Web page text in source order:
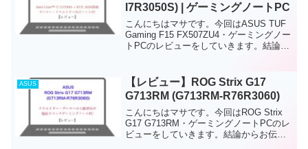
I7R3050S) | ゲーミングノートPC
こんにちはマサです。今回はASUS TUF
Gaming F15 FX507ZU4・ゲーミングノー
トPCのレビューをしていきます。結論か
けのゲーミングノートPCです。...
ASUS
【レビュー】ROG Strix G17
G713RM (G713RM-R76R3060)
こんにちはマサです。今回はROG Strix
G17 G713RM・ゲーミングノートPCのレ
ビューをしていきます。結論からお伝え